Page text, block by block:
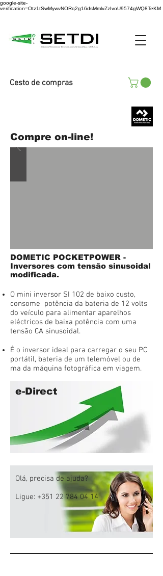
google-site-
verification=Otz1tSwMywvNORq2g16dsMmlvZzIvoU9574gWQ8TeKM
Cesto de compras
Compre on-line!
DOMETIC POCKETPOWER -
Inversores com tensão sinusoidal
modificada.
O mini inversor SI 102 de baixo custo,
consome potência da bateria de 12 volts
do veículo para alimentar aparelhos
eléctricos de baixa potência com uma
tensão CA sinusoidal.
É o inversor ideal para carregar o seu PC
portátil, bateria de um telemóvel ou de
ma da máquina fotográfica em viagem.
e-Direct
Olá, precisa de ajuda?
Ligue: +351 22 784 04 14